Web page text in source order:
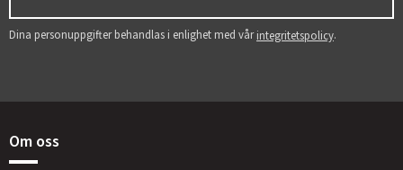
Dina personuppgifter behandlas i enlighet med vårintegritetspolicy.
Om oss